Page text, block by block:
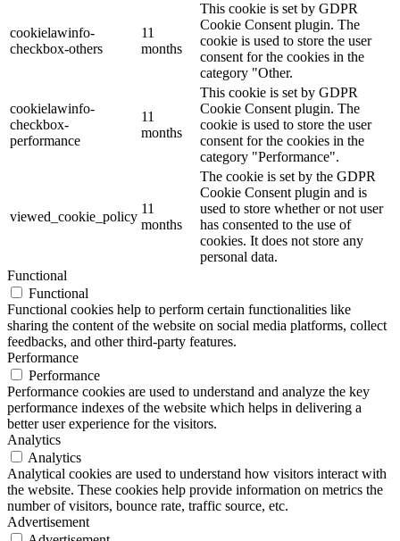
cookielawinfo-
checkbox-others
11
months
This cookie is set by GDPR
Cookie Consent plugin. The
cookie is used to store the user
consent for the cookies in the
category "Other.
cookielawinfo-
checkbox-
performance
11
months
This cookie is set by GDPR
Cookie Consent plugin. The
cookie is used to store the user
consent for the cookies in the
category "Performance".
viewed_cookie_policy
11
months
The cookie is set by the GDPR
Cookie Consent plugin and is
used to store whether or not user
has consented to the use of
cookies. It does not store any
personal data.
Functional
Functional
Functional cookies help to perform certain functionalities like
sharing the content of the website on social media platforms, collect
feedbacks, and other third-party features.
Performance
Performance
Performance cookies are used to understand and analyze the key
performance indexes of the website which helps in delivering a
better user experience for the visitors.
Analytics
Analytics
Analytical cookies are used to understand how visitors interact with
the website. These cookies help provide information on metrics the
number of visitors, bounce rate, traffic source, etc.
Advertisement